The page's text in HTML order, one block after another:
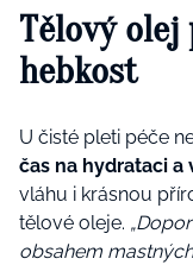
Tělový
hebkost
U čisté pleti péče
čas na hydrataci a
vláhu i krásnou
tělové oleje.
obsahem